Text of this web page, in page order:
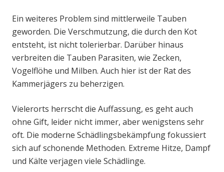
Ein weiteres Problem sind mittlerweile Tauben
geworden. Die Verschmutzung, die durch den Kot
entsteht, ist nicht tolerierbar. Darüber hinaus
verbreiten die Tauben Parasiten, wie Zecken,
Vogelflöhe und Milben. Auch hier ist der Rat des
Kammerjägers zu beherzigen.
Vielerorts herrscht die Auffassung, es geht auch
ohne Gift, leider nicht immer, aber wenigstens sehr
oft. Die moderne Schädlingsbekämpfung fokussiert
sich auf schonende Methoden. Extreme Hitze, Dampf
und Kälte verjagen viele Schädlinge.